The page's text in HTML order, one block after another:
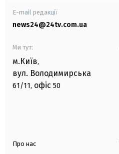
E-mail редакції
news24@24tv.com.ua
Ми тут:
м.Київ,
вул. Володимирська
61/11, офіс 50
Про нас